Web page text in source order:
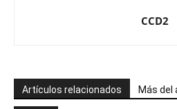
CCD2
Artículos relacionados Más del